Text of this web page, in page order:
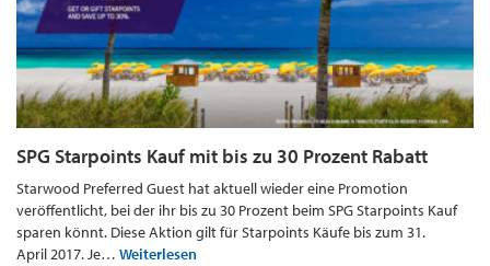
SPG Starpoints Kauf mit bis zu 30 Prozent Rabatt
Starwood Preferred Guest hat aktuell wieder eine Promotion
veröffentlicht, bei der ihr bis zu 30 Prozent beim SPG Starpoints Kauf
sparen könnt. Diese Aktion gilt für Starpoints Käufe bis zum 31.
April 2017. Je… Weiterlesen